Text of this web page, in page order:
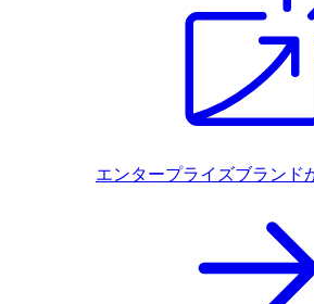
エンタープライズブランド